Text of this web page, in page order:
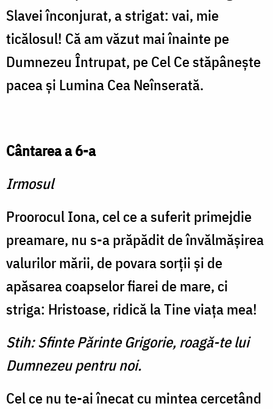
Slavei înconjurat, a strigat: vai, mie
ticălosul! Că am văzut mai înainte pe
Dumnezeu Întrupat, pe Cel Ce stăpâneşte
pacea şi Lumina Cea Neînserată.
Cântarea a 6-a
Irmosul
Proorocul Iona, cel ce a suferit primejdie
preamare, nu s-a prăpădit de învălmăşirea
valurilor mării, de povara sorţii şi de
apăsarea coapselor fiarei de mare, ci
striga: Hristoase, ridică la Tine viaţa mea!
Stih: Sfinte Părinte Grigorie, roagă-te lui
Dumnezeu pentru noi.
Cel ce nu te-ai înecat cu mintea cercetând